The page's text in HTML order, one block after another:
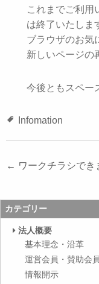
これまでご利用
は終了いたしま
ブラウザのお気
新しいページの
今後ともスペー
Infomation
投
ナ
ビ
← ワークチラシでき
カテゴリー
法人概要
基本理念・沿革
運営会員・賛助会
情報開示